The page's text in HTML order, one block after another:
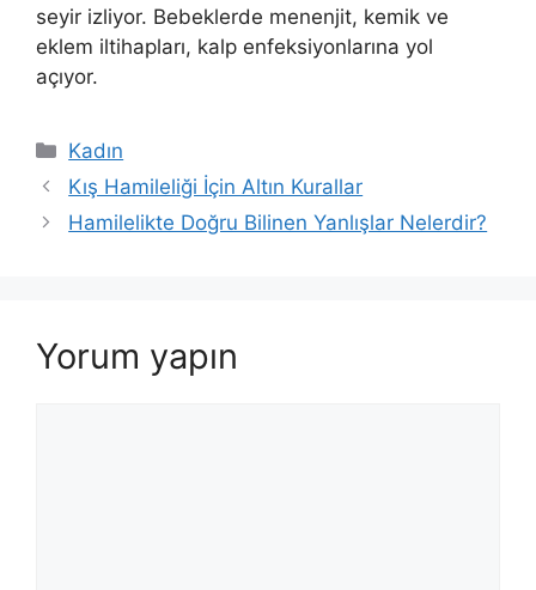
seyir izliyor. Bebeklerde menenjit, kemik ve
eklem iltihapları, kalp enfeksiyonlarına yol
açıyor.
Kategoriler
Kadın
Kış Hamileliği İçin Altın Kurallar
Hamilelikte Doğru Bilinen Yanlışlar Nelerdir?
Yorum yapın